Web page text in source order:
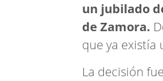
un jubilado
de Zamora.
que ya existía
La decisión